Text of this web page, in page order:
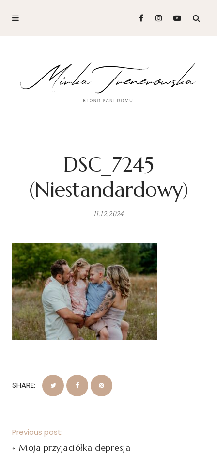
DSC_7245
(Niestandardowy)
11.12.2024
SHARE:
Previous post:
« Moja przyjaciółka depresja